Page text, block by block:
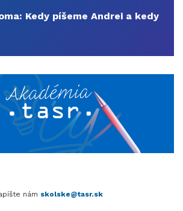
Kedy píšeme Andrei a kedy
nám skolske@tasr.sk